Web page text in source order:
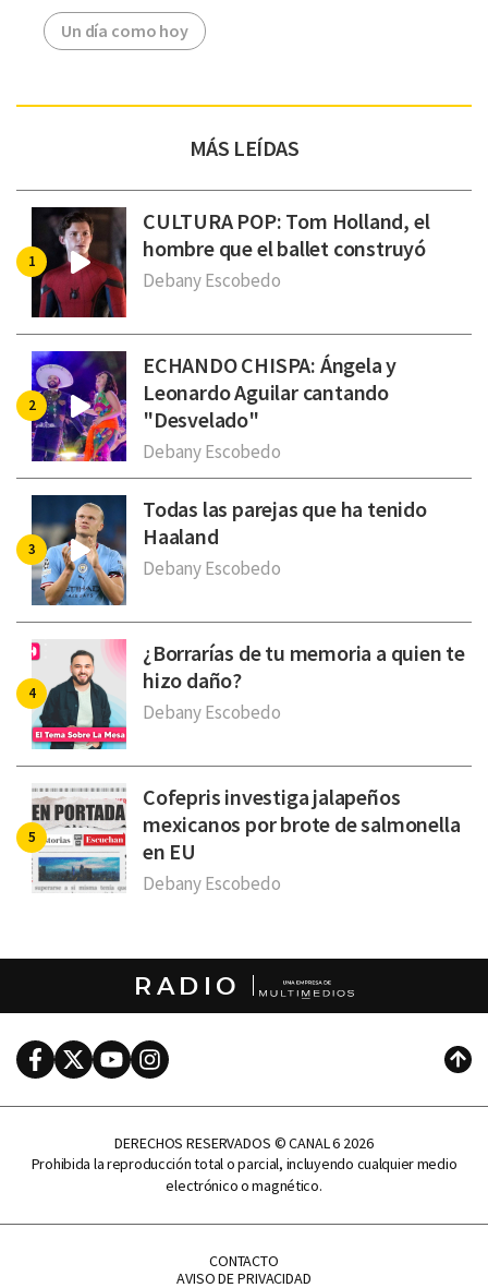
Un día como hoy
MÁS LEÍDAS
CULTURA POP: Tom Holland, el
hombre que el ballet construyó
Debany Escobedo
ECHANDO CHISPA: Ángela y
Leonardo Aguilar cantando
"Desvelado"
Debany Escobedo
Todas las parejas que ha tenido
Haaland
Debany Escobedo
¿Borrarías de tu memoria a quien te
hizo daño?
Debany Escobedo
Cofepris investiga jalapeños
mexicanos por brote de salmonella
en EU
Debany Escobedo
RADIO
FacebookTwitterYoutubeInstagram
DERECHOS RESERVADOS © CANAL 6 2026
Prohibida la reproducción total o parcial, incluyendo cualquier medio
electrónico o magnético.
CONTACTO
AVISO DE PRIVACIDAD